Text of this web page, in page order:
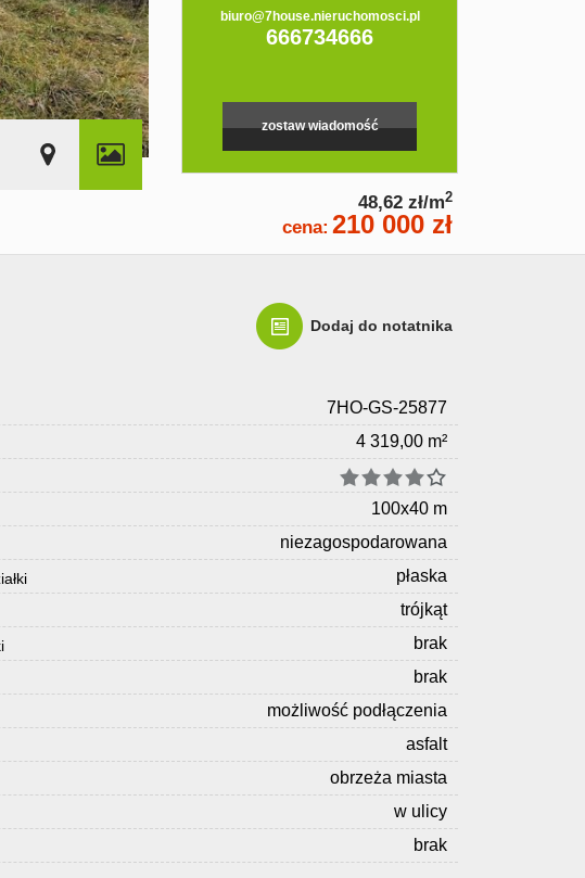
biuro@7house.nieruchomosci.pl
666734666
zostaw wiadomość
48,62 zł/m2
cena: 210 000 zł
Dodaj do notatnika
7HO-GS-25877
4 319,00 m²
100x40 m
niezagospodarowana
płaska
trójkąt
brak
brak
możliwość podłączenia
asfalt
obrzeża miasta
w ulicy
brak